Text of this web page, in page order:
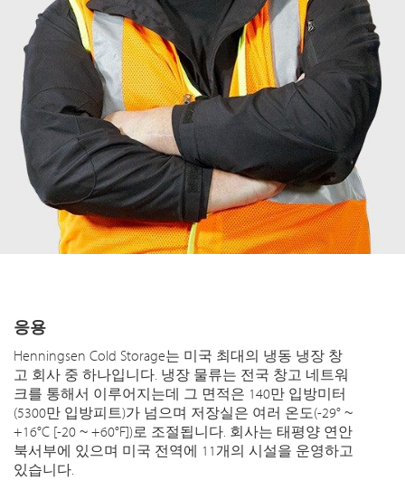
응용
Henningsen Cold Storage는 미국 최대의 냉동 냉장 창
고 회사 중 하나입니다. 냉장 물류는 전국 창고 네트워
크를 통해서 이루어지는데 그 면적은 140만 입방미터
(5300만 입방피트)가 넘으며 저장실은 여러 온도(-29° ~
+16°C [-20 ~ +60°F])로 조절됩니다. 회사는 태평양 연안
북서부에 있으며 미국 전역에 11개의 시설을 운영하고
있습니다.